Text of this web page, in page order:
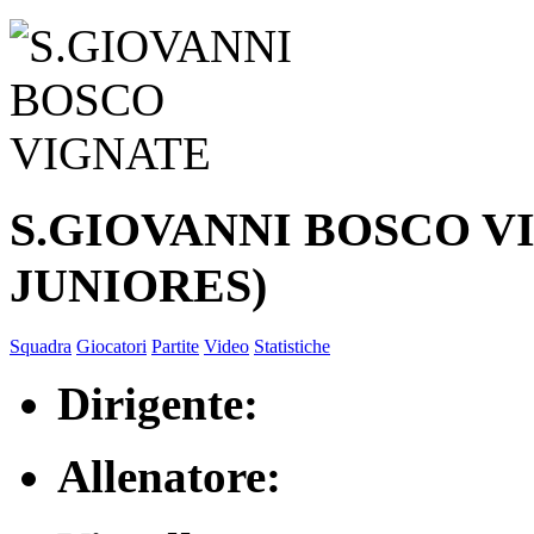
S.GIOVANNI BOSCO
JUNIORES)
Squadra Giocatori Partite Video Statistiche
Dirigente:
Allenatore: